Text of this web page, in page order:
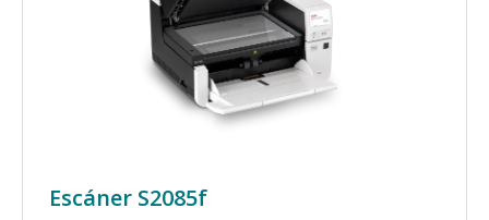
Escáner S2085f